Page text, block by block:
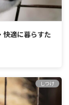
快適に暮らすた
しつけ